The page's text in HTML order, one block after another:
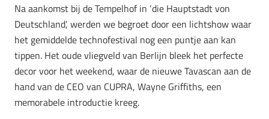
Na aankomst bij de Tempelhof in ‘die Hauptstadt von
Deutschland’, werden we begroet door een lichtshow waar
het gemiddelde technofestival nog een puntje aan kan
tippen. Het oude vliegveld van Berlijn bleek het perfecte
decor voor het weekend, waar de nieuwe Tavascan aan de
hand van de CEO van CUPRA, Wayne Griffiths, een
memorabele introductie kreeg.